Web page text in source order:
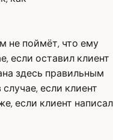
не поймёт, что ему
если оставил клиент
здесь правильным
если клиент
если клиент написал